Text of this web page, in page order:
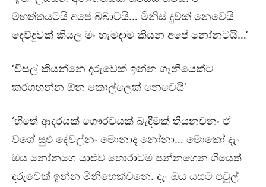
මහත්තයටයි අපේ බබාටයි… මිනිස් දුවක් නෙවෙයි
දෙව්දුවක් කියල මං හැමදාම කියන අපේ නෝනටයි…’
‘විසල් කියන්නෙ දරුවෙක් ඉන්න ගෑනියෙක්ට
කරගහන්න ඕන කොල්ලෙක් නෙවෙයි’
‘හිතේ ආදරයක් ගෞරවයක් බැඳීමක් තියනවනං ඒ
වගේ සුළු දේවල්නං මොනාද නෝනා… මොකෝ දැං
ඔය නෝනගෙ යාළුව හොරාටම පන්නගෙන ගියෙත්
දරුවෙක් ඉන්න මිනිහෙක්වනෙ. දැං ඔය යසට පවුල්